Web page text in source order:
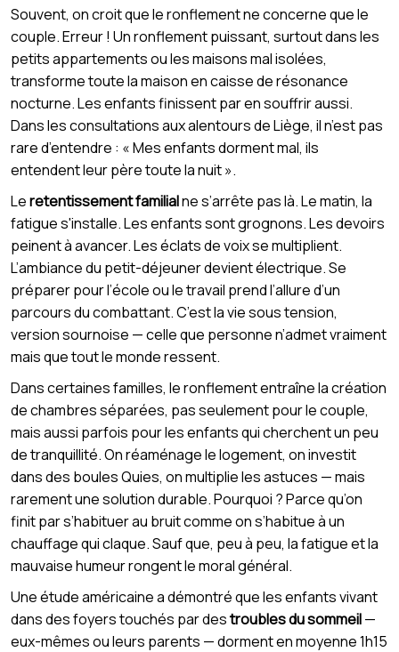
Souvent, on croit que le ronflement ne concerne que le
couple. Erreur ! Un ronflement puissant, surtout dans les
petits appartements ou les maisons mal isolées,
transforme toute la maison en caisse de résonance
nocturne. Les enfants finissent par en souffrir aussi.
Dans les consultations aux alentours de Liège, il n’est pas
rare d’entendre : « Mes enfants dorment mal, ils
entendent leur père toute la nuit ».
Leretentissement familialne s’arrête pas là. Le matin, la
fatigue s'installe. Les enfants sont grognons. Les devoirs
peinent à avancer. Les éclats de voix se multiplient.
L’ambiance du petit-déjeuner devient électrique. Se
préparer pour l’école ou le travail prend l’allure d’un
parcours du combattant. C’est la vie sous tension,
version sournoise — celle que personne n’admet vraiment
mais que tout le monde ressent.
Dans certaines familles, le ronflement entraîne la création
de chambres séparées, pas seulement pour le couple,
mais aussi parfois pour les enfants qui cherchent un peu
de tranquillité. On réaménage le logement, on investit
dans des boules Quies, on multiplie les astuces — mais
rarement une solution durable. Pourquoi ? Parce qu’on
finit par s’habituer au bruit comme on s’habitue à un
chauffage qui claque. Sauf que, peu à peu, la fatigue et la
mauvaise humeur rongent le moral général.
Une étude américaine a démontré que les enfants vivant
dans des foyers touchés par destroubles du sommeil—
eux-mêmes ou leurs parents — dorment en moyenne 1h15